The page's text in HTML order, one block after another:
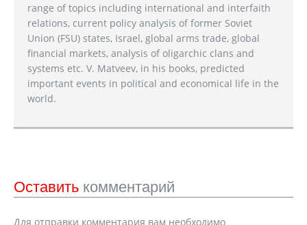
range of topics including international and interfaith
relations, current policy analysis of former Soviet
Union (FSU) states, Israel, global arms trade, global
financial markets, analysis of oligarchic clans and
systems etc. V. Matveev, in his books, predicted
important events in political and economical life in the
world.
Оставить комментарий
Для отправки комментария вам необходимо